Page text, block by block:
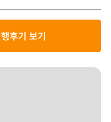
후기 보기